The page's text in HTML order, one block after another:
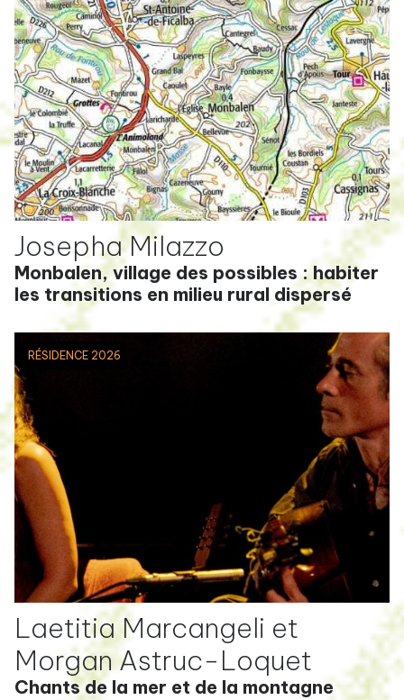
Josepha Milazzo
Monbalen, village des possibles : habiter
les transitions en milieu rural dispersé
RÉSIDENCE 2026
Laetitia Marcangeli et
Morgan Astruc-Loquet
Chants de la mer et de la montagne